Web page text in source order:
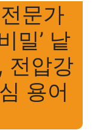
문가
밀’ 낱
전압강
용어